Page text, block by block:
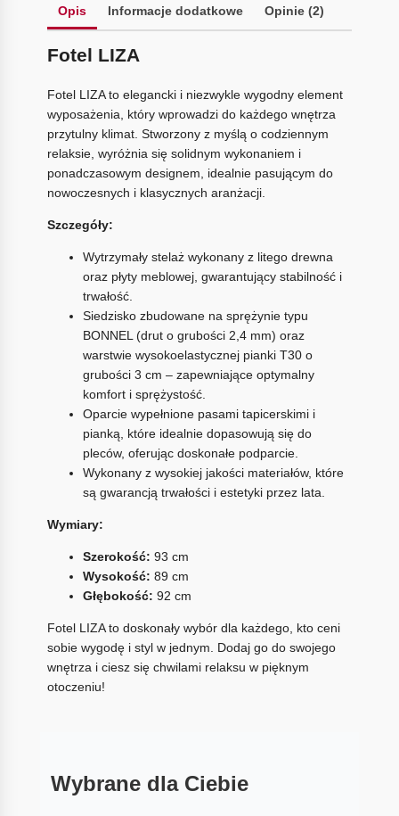
Opis Informacje dodatkowe Opinie (2)
Fotel LIZA
Fotel LIZA to elegancki i niezwykle wygodny element
wyposażenia, który wprowadzi do każdego wnętrza
przytulny klimat. Stworzony z myślą o codziennym
relaksie, wyróżnia się solidnym wykonaniem i
ponadczasowym designem, idealnie pasującym do
nowoczesnych i klasycznych aranżacji.
Szczegóły:
Wytrzymały stelaż wykonany z litego drewna
oraz płyty meblowej, gwarantujący stabilność i
trwałość.
Siedzisko zbudowane na sprężynie typu
BONNEL (drut o grubości 2,4 mm) oraz
warstwie wysokoelastycznej pianki T30 o
grubości 3 cm – zapewniające optymalny
komfort i sprężystość.
Oparcie wypełnione pasami tapicerskimi i
pianką, które idealnie dopasowują się do
pleców, oferując doskonałe podparcie.
Wykonany z wysokiej jakości materiałów, które
są gwarancją trwałości i estetyki przez lata.
Wymiary:
Szerokość: 93 cm
Wysokość: 89 cm
Głębokość: 92 cm
Fotel LIZA to doskonały wybór dla każdego, kto ceni
sobie wygodę i styl w jednym. Dodaj go do swojego
wnętrza i ciesz się chwilami relaksu w pięknym
otoczeniu!
Wybrane dla Ciebie